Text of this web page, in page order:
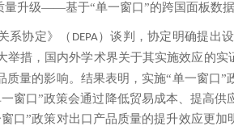
量升级——基于“单一窗口”的跨国面板数
系协定》（ DEPA）谈判，协定明确提出
举措，国内外学术界关于其实施效应的实
量的影响。结果表明，实施“单一窗口
窗口”政策会通过降低贸易成本、提高
口”政策对出口产品质量的提升效应更